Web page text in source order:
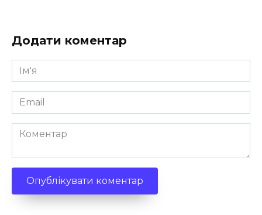
Додати коментар
Ім'я
*
Email
*
Коментар